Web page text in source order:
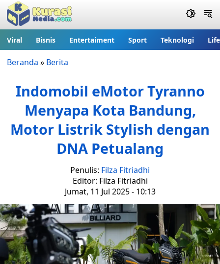
Viral Bisnis Entertaiment Sport Teknologi
Beranda » Berita
Indomobil eMotor Tyranno
Menyapa Kota Bandung,
Motor Listrik Stylish dengan
DNA Petualang
Penulis: Filza Fitriadhi
Editor: Filza Fitriadhi
Jumat, 11 Jul 2025 - 10:13